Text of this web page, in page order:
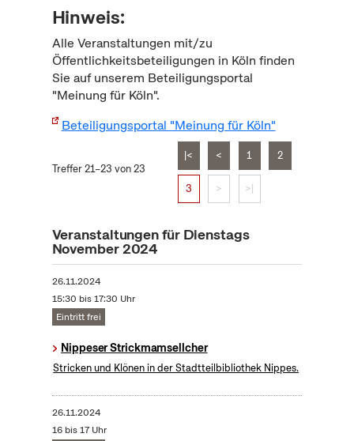
Hinweis:
Alle Veranstaltungen mit/zu
Öffentlichkeitsbeteiligungen in Köln finden
Sie auf unserem Beteiligungsportal
"Meinung für Köln".
Beteiligungsportal "Meinung für Köln"
Treffer 21–23 von 23
|< < 1 2
3 > >|
Veranstaltungen für Dienstags
November 2024
26.11.2024
15:30 bis 17:30 Uhr
Eintritt frei
Nippeser Strickmamsellcher
Stricken und Klönen in der Stadtteilbibliothek Nippes.
26.11.2024
16 bis 17 Uhr